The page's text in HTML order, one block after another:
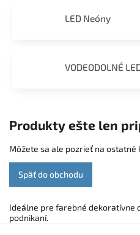
LED Neóny
VODEODOLNÉ
Produkty ešte len
Môžete sa ale pozrieť na ostatné
Späť do obchodu
Ideálne pre farebné dekoratívne
podnikaní.